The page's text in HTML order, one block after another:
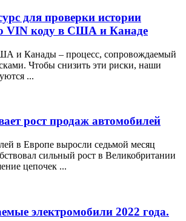
для проверки истории
VIN коду в США и Канаде
и Канады – процесс, сопровождаемый
Чтобы снизить эти риски, наши
...
рост продаж автомобилей
в Европе выросли седьмой месяц
сильный рост в Великобритании
цепочек ...
электромобили 2022 года.